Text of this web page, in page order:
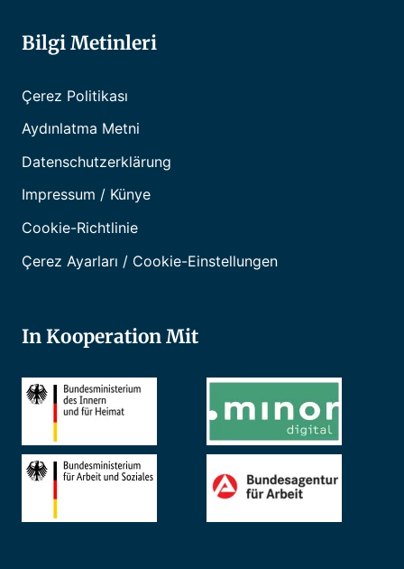
Bilgi Metinleri
Çerez Politikası
Aydınlatma Metni
Datenschutzerklärung
Impressum / Künye
Cookie-Richtlinie
Çerez Ayarları / Cookie-Einstellungen
In Kooperation Mit